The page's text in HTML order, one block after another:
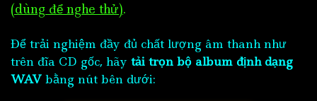
(dùng để nghe thử).
Để trải nghiệm đầy đủ chất lượng âm thanh như
trên đĩa CD gốc, hãy tải trọn bộ album định dạng
WAV bằng nút bên dưới: